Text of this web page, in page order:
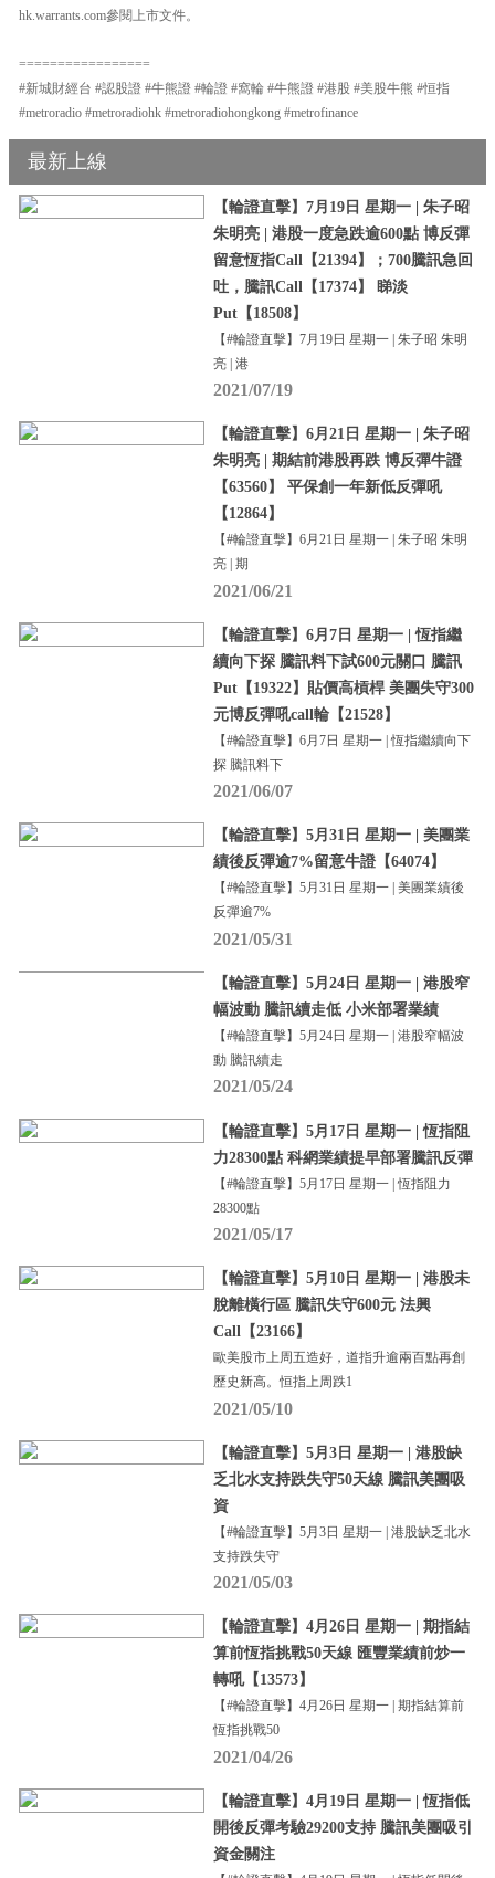
hk.warrants.com參閱上市文件。
=================
#新城財經台 #認股證 #牛熊證 #輪證 #窩輪 #牛熊證 #港股 #美股牛熊 #恒指
#metroradio #metroradiohk #metroradiohongkong #metrofinance
最新上線
【輪證直擊】7月19日 星期一 | 朱子昭
朱明亮 | 港股一度急跌逾600點 博反彈
留意恆指Call【21394】；700騰訊急回
吐，騰訊Call【17374】 睇淡
Put【18508】
【#輪證直擊】7月19日 星期一 | 朱子昭 朱明
亮 | 港
2021/07/19
【輪證直擊】6月21日 星期一 | 朱子昭
朱明亮 | 期結前港股再跌 博反彈牛證
【63560】 平保創一年新低反彈吼
【12864】
【#輪證直擊】6月21日 星期一 | 朱子昭 朱明
亮 | 期
2021/06/21
【輪證直擊】6月7日 星期一 | 恆指繼
續向下探 騰訊料下試600元關口 騰訊
Put【19322】貼價高槓桿 美團失守300
元博反彈吼call輪【21528】
【#輪證直擊】6月7日 星期一 | 恆指繼續向下
探 騰訊料下
2021/06/07
【輪證直擊】5月31日 星期一 | 美團業
績後反彈逾7%留意牛證【64074】
【#輪證直擊】5月31日 星期一 | 美團業績後
反彈逾7%
2021/05/31
【輪證直擊】5月24日 星期一 | 港股窄
幅波動 騰訊續走低 小米部署業績
【#輪證直擊】5月24日 星期一 | 港股窄幅波
動 騰訊續走
2021/05/24
【輪證直擊】5月17日 星期一 | 恆指阻
力28300點 科網業績提早部署騰訊反彈
【#輪證直擊】5月17日 星期一 | 恆指阻力
28300點
2021/05/17
【輪證直擊】5月10日 星期一 | 港股未
脫離橫行區 騰訊失守600元 法興
Call【23166】
歐美股市上周五造好，道指升逾兩百點再創
歷史新高。恒指上周跌1
2021/05/10
【輪證直擊】5月3日 星期一 | 港股缺
乏北水支持跌失守50天線 騰訊美團吸
資
【#輪證直擊】5月3日 星期一 | 港股缺乏北水
支持跌失守
2021/05/03
【輪證直擊】4月26日 星期一 | 期指結
算前恆指挑戰50天線 匯豐業績前炒一
轉吼【13573】
【#輪證直擊】4月26日 星期一 | 期指結算前
恆指挑戰50
2021/04/26
【輪證直擊】4月19日 星期一 | 恆指低
開後反彈考驗29200支持 騰訊美團吸引
資金關注